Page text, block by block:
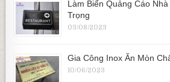
Làm Biển Quảng Cáo
Trọng
03/08/2023
Gia Công Inox Ăn Mòn
10/06/2023